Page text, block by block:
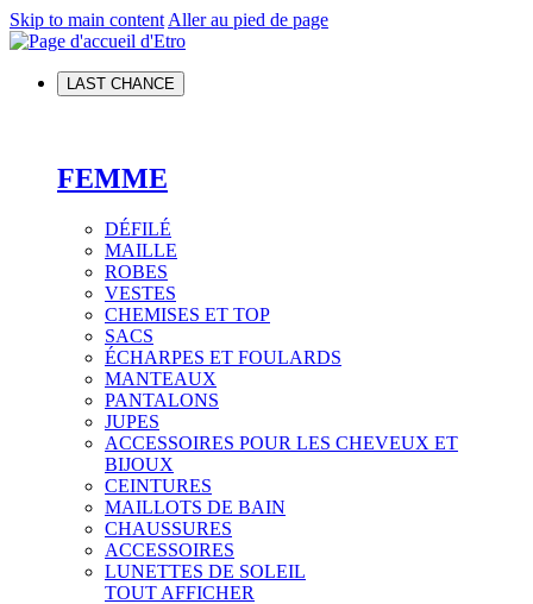
Skip to main content Aller au pied de page
LAST CHANCE
FEMME
DÉFILÉ
MAILLE
ROBES
VESTES
CHEMISES ET TOP
SACS
ÉCHARPES ET FOULARDS
MANTEAUX
PANTALONS
JUPES
ACCESSOIRES POUR LES CHEVEUX ET
BIJOUX
CEINTURES
MAILLOTS DE BAIN
CHAUSSURES
ACCESSOIRES
LUNETTES DE SOLEIL
TOUT AFFICHER